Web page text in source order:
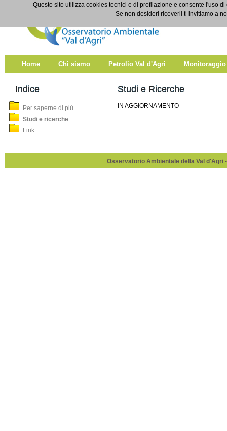
Salta al contenuto
Studi e ricerche
Home Chi siamo Petrolio Val d'Agri Monitoraggio
Indice
Per saperne di più
Studi e ricerche
Link
Studi e Ricerche
IN AGGIORNAMENTO
Osservatorio Ambientale della Val d'Agri
Questo sito utilizza cookies tecnici e di profilazione e consente l'uso
Se non desideri riceverli ti invitiamo a